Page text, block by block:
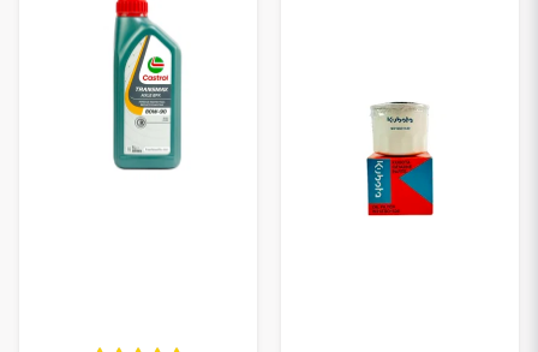
Tröskor och lantbruksmaskiner
SERVICE-, SLITDELAR OCH
TEKNISKA KOMPONENTER